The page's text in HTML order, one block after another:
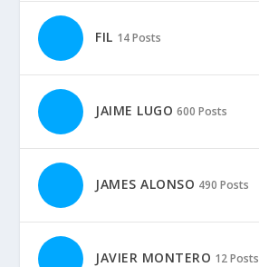
FIL 14 Posts
JAIME LUGO 600 Posts
JAMES ALONSO 490 Posts
JAVIER MONTERO 12 Posts